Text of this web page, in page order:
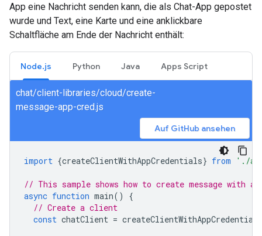
App eine Nachricht senden kann, die als Chat-App gepostet
wurde und Text, eine Karte und eine anklickbare
Schaltfläche am Ende der Nachricht enthält:
Node.js Python Java Apps Script
chat/client-libraries/cloud/create-
message-app-cred.js
Auf GitHub ansehen
import {createClientWithAppCredentials} from './
// This sample shows how to create message with
async function main()
{
// Create a client
const chatClient = createClientWithAppCredentials